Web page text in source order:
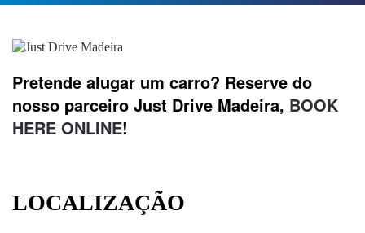
Pretende alugar um carro? Reserve do
nosso parceiro Just Drive Madeira, BOOK
HERE ONLINE!
LOCALIZAÇÃO